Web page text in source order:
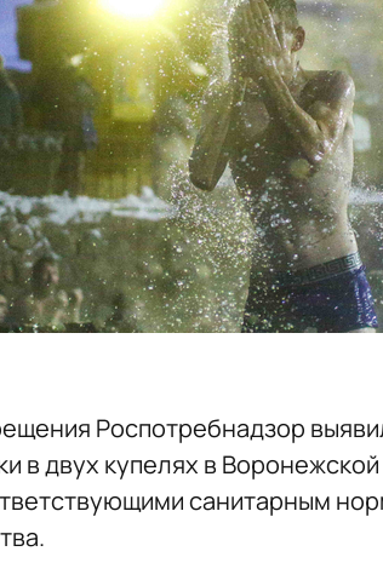
Роспотребнадзор
в двух купелях в
санитарным